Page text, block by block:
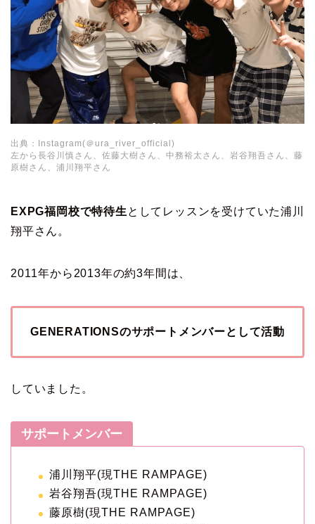
出典：Instagram(＠ura_river_official)
左から長谷川慎さん、佐藤大樹さん、中務裕太さん、岩谷翔吾さん、藤
原樹さん、浦川翔平さん
EXPG福岡校で特待生としてレッスンを受けていた浦川
翔平さん。
2011年から2013年の約3年間は、
GENERATIONSのサポートメンバーとして活動
していました。
サポートメンバー
浦川翔平(現THE RAMPAGE)
岩谷翔吾(現THE RAMPAGE)
藤原樹(現THE RAMPAGE)